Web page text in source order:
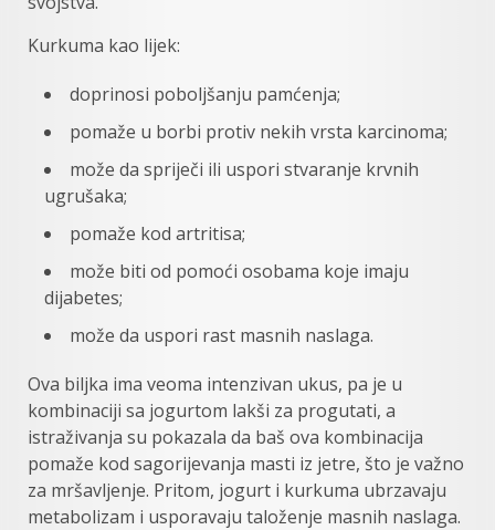
Kurkuma kao lijek:
doprinosi poboljšanju pamćenja;
pomaže u borbi protiv nekih vrsta karcinoma;
može da spriječi ili uspori stvaranje krvnih
ugrušaka;
pomaže kod artritisa;
može biti od pomoći osobama koje imaju
dijabetes;
može da uspori rast masnih naslaga.
Ova biljka ima veoma intenzivan ukus, pa je u
kombinaciji sa jogurtom lakši za progutati, a
istraživanja su pokazala da baš ova kombinacija
pomaže kod sagorijevanja masti iz jetre, što je važno
za mršavljenje. Pritom, jogurt i kurkuma ubrzavaju
metabolizam i usporavaju taloženje masnih naslaga.